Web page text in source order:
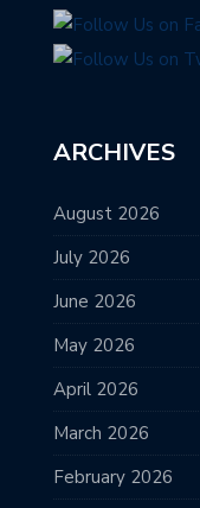
ARCHIVES
August 2026
July 2026
June 2026
May 2026
April 2026
March 2026
February 2026